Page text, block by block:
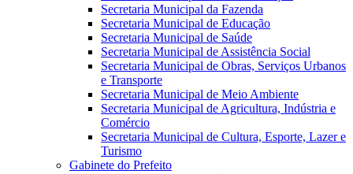
Secretaria Municipal da Fazenda
Secretaria Municipal de Educação
Secretaria Municipal de Saúde
Secretaria Municipal de Assistência Social
Secretaria Municipal de Obras, Serviços Urbanos
e Transporte
Secretaria Municipal de Meio Ambiente
Secretaria Municipal de Agricultura, Indústria e
Comércio
Secretaria Municipal de Cultura, Esporte, Lazer e
Turismo
Gabinete do Prefeito